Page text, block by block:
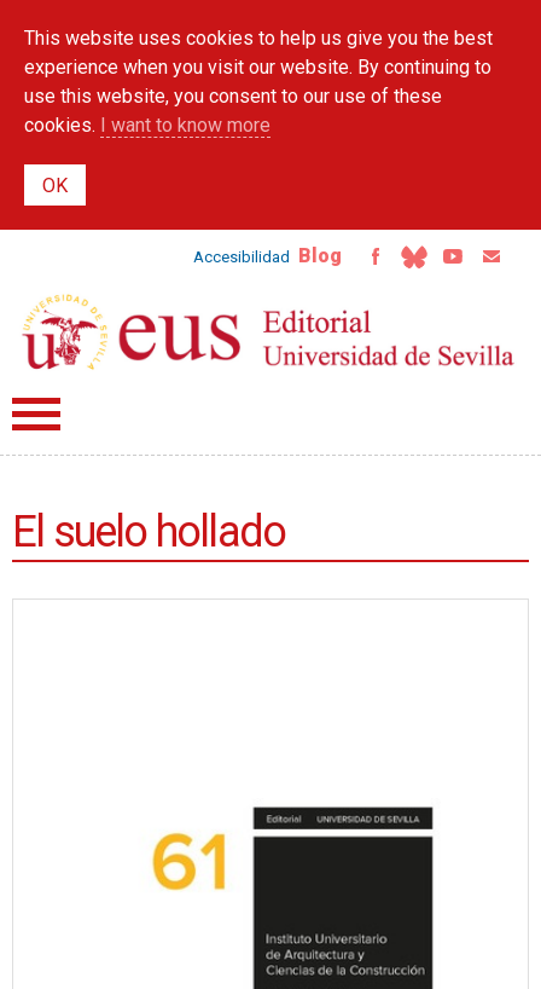
main
content
This website uses cookies to help us give you the best
experience when you visit our website. By continuing to
use this website, you consent to our use of these
cookies. I want to know more
Accesibilidad Blog
El suelo hollado